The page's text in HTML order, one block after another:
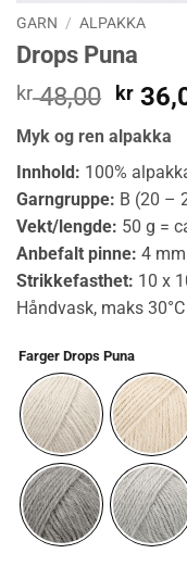
GARN / ALPAKKA
Drops Puna
kr48,00
pris
var:
kr
kr
Myk og ren alpakka
Innhold: 100%
Garngruppe: B (20 –
Vekt/lengde: 50 g =
Anbefalt pinne: 4 mm
Strikkefasthet: 10 x
Håndvask, maks
Farger Drops Puna